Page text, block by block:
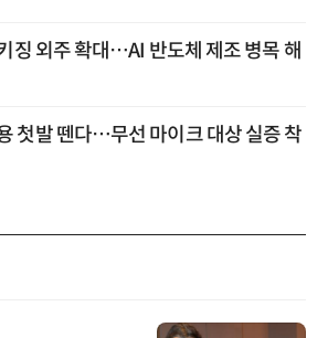
징 외주 확대…AI 반도체 제조 병목 해
첫발 뗀다…무선 마이크 대상 실증 착